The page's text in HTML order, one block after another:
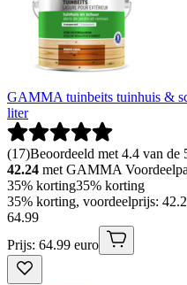
GAMMA tuinbeits tuinhuis &
liter
(17)Beoordeeld met 4.4 van de
42.24 met GAMMA
35% korting35% korting
35% korting, voordeelprijs:
64.99
Prijs: 64.99 euro